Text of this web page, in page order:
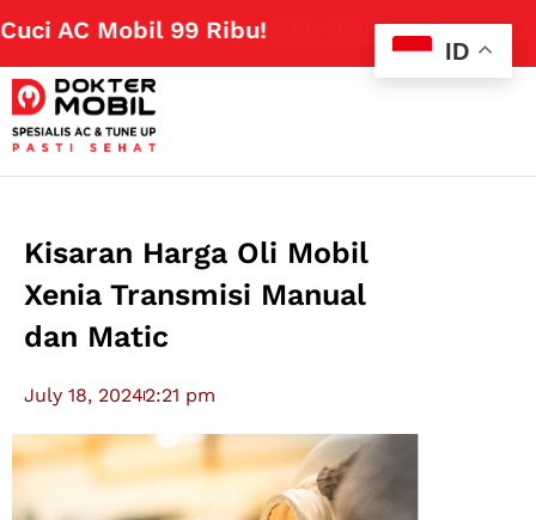
AC Mobil 99 Ribu!Klik Disini
Kisaran Harga Oli Mobil
Xenia Transmisi Manual
dan Matic
July 18, 20242:21 pm
ID